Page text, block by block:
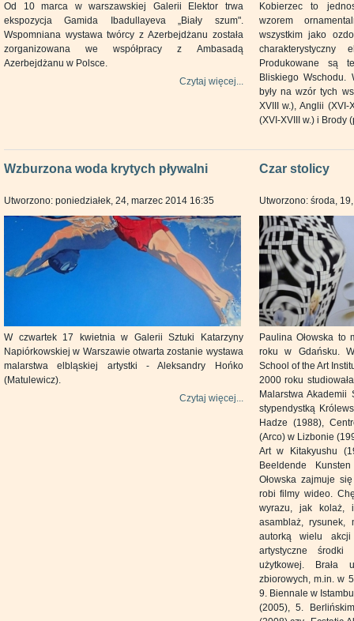
Od 10 marca w warszawskiej Galerii Elektor trwa
ekspozycja Gamida Ibadullayeva „Biały szum".
Wspomniana wystawa twórcy z Azerbejdżanu została
zorganizowana we współpracy z Ambasadą
Azerbejdżanu w Polsce.
Czytaj więcej...
Kobierzec to
wzorem
wszystkim jako
Produkowane są
Bliskiego Wschodu.
były na wzór tych
XVIII w.), Anglii
(XVI-XVIII w.) i Brody
Wzburzona woda krytych pływalni
Utworzono: poniedziałek, 24, marzec 2014 16:35
W czwartek 17 kwietnia w Galerii Sztuki Katarzyny
Napiórkowskiej w Warszawie otwarta zostanie wystawa
malarstwa elbląskiej artystki - Aleksandry Hońko
(Matulewicz).
Czytaj więcej...
Czar stolicy
Utworzono: środa,
Paulina Ołowska to
roku w Gdańsku.
School of the Art
2000 roku
Malarstwa Akademii
stypendystką
Hadze (1988),
(Arco) w Lizbonie
Art w Kitakyushu
Beeldende
Ołowska zajmuje
robi filmy wideo.
wyrazu, jak kolaż,
asamblaż, rysunek,
autorką wielu
artystyczne
użytkowej. Brała
zbiorowych, m.in. w
9. Biennale w
(2005), 5.